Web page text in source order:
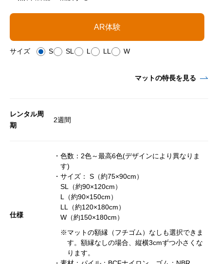
AR体験
サイズ S SL L LL W
マットの特長を見る
レンタル周
期
2週間
仕様
・色数：2色～最高6色(デザインにより異なりま
す)
・サイズ： S（約75×90cm）
SL（約90×120cm）
L（約90×150cm）
LL（約120×180cm）
W（約150×180cm）
※マットの額縁（フチゴム）なしも選択できま
す。額縁なしの場合、縦横3cmずつ小さくな
ります。